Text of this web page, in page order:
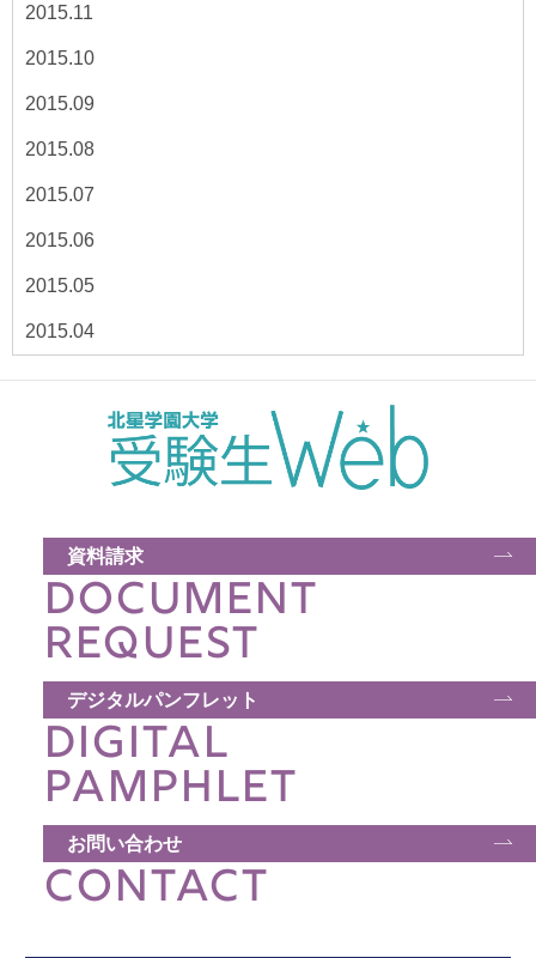
2015.11
2015.10
2015.09
2015.08
2015.07
2015.06
2015.05
2015.04
資料請求
DOCUMENT
REQUEST
デジタルパンフレット
DIGITAL
PAMPHLET
お問い合わせ
CONTACT